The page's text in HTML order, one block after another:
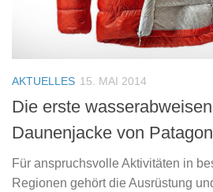
AKTUELLES 15. MAI 2014
Die erste
Daunenjacke von
Für anspruchsvolle Aktivitäten in
Regionen gehört die Ausrüstung